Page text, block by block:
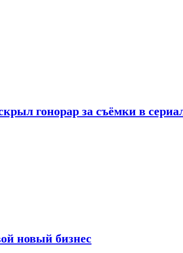
гонорар за съёмки в
новый бизнес